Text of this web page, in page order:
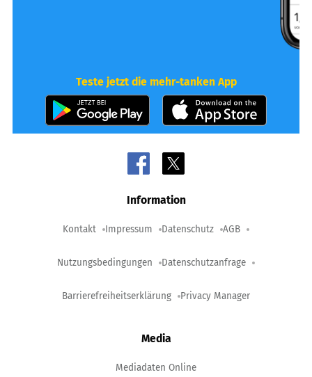
Teste jetzt die mehr-tanken App
Information
Kontakt Impressum Datenschutz AGB
Nutzungsbedingungen Datenschutzanfrage
Barrierefreiheitserklärung Privacy Manager
Media
Mediadaten Online